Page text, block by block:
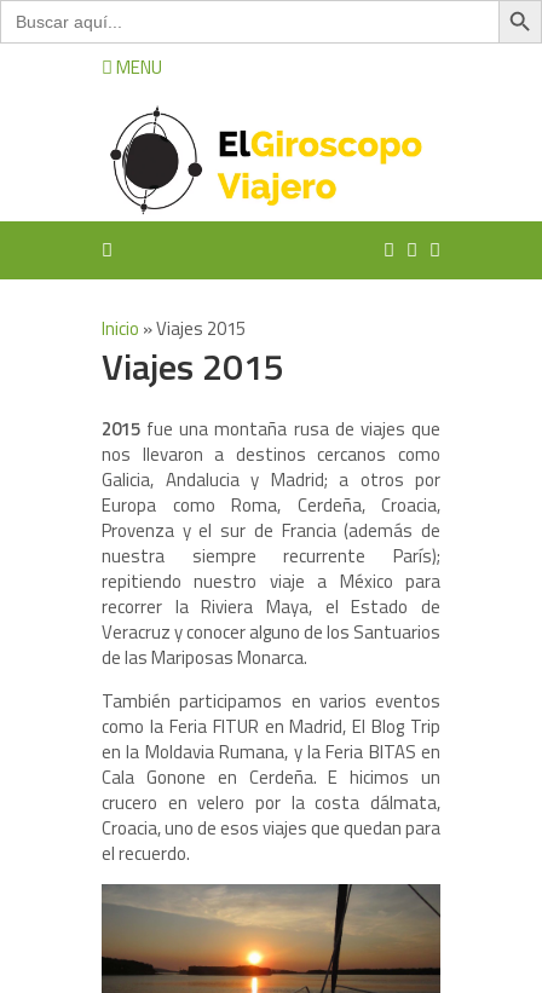
Buscar:
MENU
Inicio »Viajes 2015
Viajes 2015
2015 fue una montaña rusa de viajes que
nos llevaron a destinos cercanos como
Galicia, Andalucia y Madrid; a otros por
Europa como Roma, Cerdeña, Croacia,
Provenza y el sur de Francia (además de
nuestra siempre recurrente París);
repitiendo nuestro viaje a México para
recorrer la Riviera Maya, el Estado de
Veracruz y conocer alguno de los Santuarios
de las Mariposas Monarca.
También participamos en varios eventos
como la Feria FITUR en Madrid, El Blog Trip
en la Moldavia Rumana, y la Feria BITAS en
Cala Gonone en Cerdeña. E hicimos un
crucero en velero por la costa dálmata,
Croacia, uno de esos viajes que quedan para
el recuerdo.